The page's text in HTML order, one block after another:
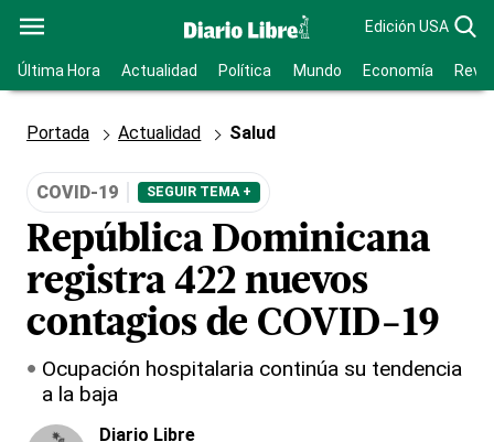
Edición USA
Última Hora Actualidad Política Mundo Economía
Portada Actualidad Salud
COVID-19 SEGUIR TEMA +
República Dominicana
registra 422 nuevos
contagios de COVID-19
Ocupación hospitalaria continúa su tendencia
a la baja
Diario Libre